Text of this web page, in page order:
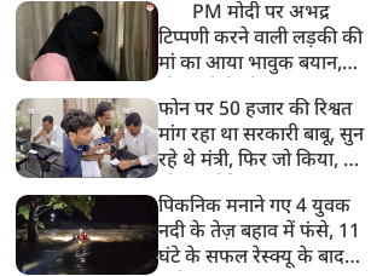
PM मोदी पर अभद्र
टिप्पणी करने वाली लड़की की
मां का आया भावुक बयान,
बेटी को गोद लें प्रधानमंत्री
फोन पर 50 हजार की रिश्वत
मांग रहा था सरकारी बाबू, सुन
रहे थे मंत्री, फिर जो किया, वो
पिकनिक मनाने गए 4 युवक
नदी के तेज़ बहाव में फंसे, 11
घंटे के सफल रेस्क्यू के बाद